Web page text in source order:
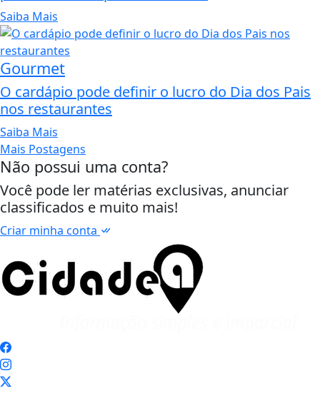
Saiba Mais
Gourmet
O cardápio pode definir o lucro do Dia dos Pais
nos restaurantes
Saiba Mais
Mais Postagens
Não possui uma conta?
Você pode ler matérias exclusivas, anunciar
classificados e muito mais!
Criar minha conta